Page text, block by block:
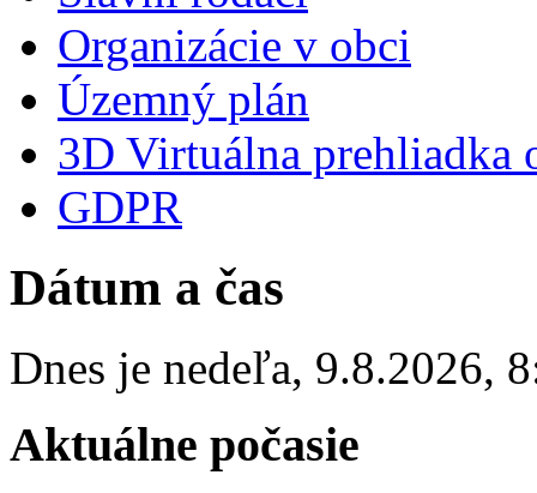
Organizácie v obci
Územný plán
3D Virtuálna prehliadka
GDPR
Dátum a čas
Dnes je nedeľa, 9.8.2026,
Aktuálne počasie